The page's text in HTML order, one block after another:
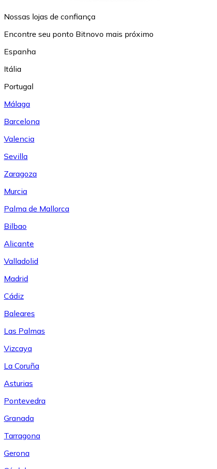
Nossas lojas de confiança
Encontre seu ponto Bitnovo mais próximo
Espanha
Itália
Portugal
Málaga
Barcelona
Valencia
Sevilla
Zaragoza
Murcia
Palma de Mallorca
Bilbao
Alicante
Valladolid
Madrid
Cádiz
Baleares
Las Palmas
Vizcaya
La Coruña
Asturias
Pontevedra
Granada
Tarragona
Gerona